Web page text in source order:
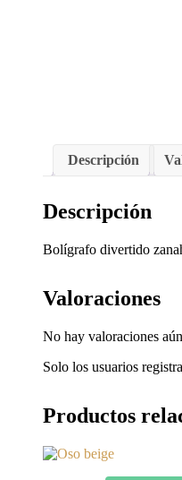
Descripción
Descripción
Bolígrafo divertido
Valoraciones
No hay valoraciones
Solo los usuarios
Productos